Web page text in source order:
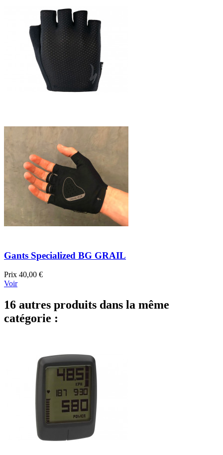
Gants Specialized BG GRAIL
Prix 40,00 €
Voir
16 autres produits dans la même
catégorie :